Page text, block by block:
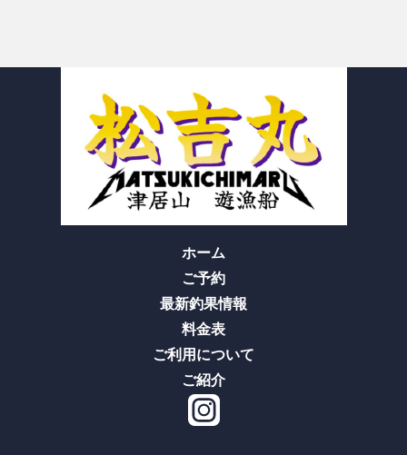
ホーム
ご予約
最新釣果情報
料金表
ご利用について
ご紹介